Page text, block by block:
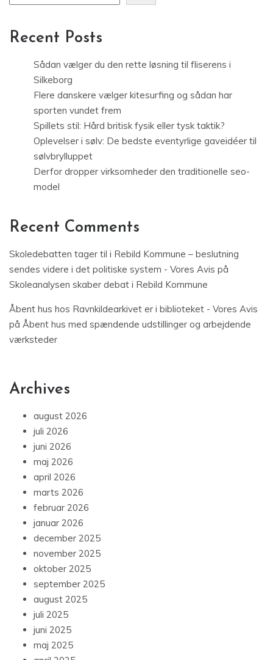
Recent Posts
Sådan vælger du den rette løsning til fliserens i
Silkeborg
Flere danskere vælger kitesurfing og sådan har
sporten vundet frem
Spillets stil: Hård britisk fysik eller tysk taktik?
Oplevelser i sølv: De bedste eventyrlige gaveidéer til
sølvbrylluppet
Derfor dropper virksomheder den traditionelle seo-
model
Recent Comments
Skoledebatten tager til i Rebild Kommune – beslutning
sendes videre i det politiske system - Vores Avis på
Skoleanalysen skaber debat i Rebild Kommune
Åbent hus hos Ravnkildearkivet er i biblioteket - Vores Avis
på Åbent hus med spændende udstillinger og arbejdende
værksteder
Archives
august 2026
juli 2026
juni 2026
maj 2026
april 2026
marts 2026
februar 2026
januar 2026
december 2025
november 2025
oktober 2025
september 2025
august 2025
juli 2025
juni 2025
maj 2025